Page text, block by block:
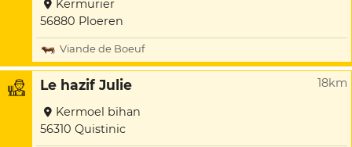
Kermurier
56880 Ploeren
Viande de Boeuf
Le hazif Julie 18km
Kermoel bihan
56310 Quistinic